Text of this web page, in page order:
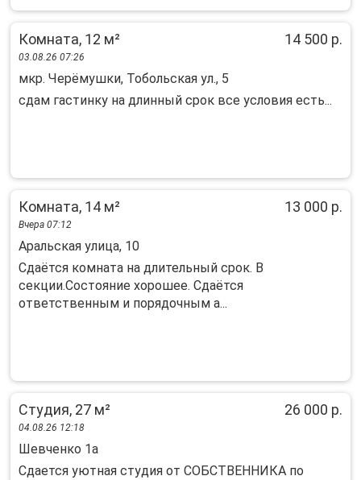
Комната, 12 м² 14 500 р.
03.08.26 07:26
мкр. Черёмушки, Тобольская ул., 5
сдам гастинку на длинный срок все условия есть...
Комната, 14 м² 13 000 р.
Вчера 07:12
Аральская улица, 10
Сдаётся комната на длительный срок. В
секции.Состояние хорошее. Сдаётся
ответственным и порядочным а...
Студия, 27 м² 26 000 р.
04.08.26 12:18
Шевченко 1а
Cдaется уютнaя студия от СОБСТВЕННИКА пo